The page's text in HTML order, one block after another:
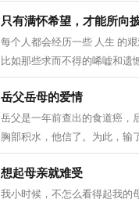
只有满怀希望，才能所向
每个人都会经历一些 人生 的
比如那些求而不得的唏嘘和遗
岳父岳母的爱情
岳父是一年前查出的食道癌，
胸部积水，他信了。为此，输
想起母亲就难受
我小时候，不怎么看得起我的